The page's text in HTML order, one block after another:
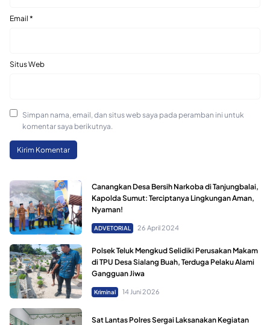
Email *
Situs Web
Simpan nama, email, dan situs web saya pada peramban ini untuk
komentar saya berikutnya.
Canangkan Desa Bersih Narkoba di Tanjungbalai,
Kapolda Sumut: Terciptanya Lingkungan Aman,
Nyaman!
ADVETORIAL 26 April 2024
Polsek Teluk Mengkud Selidiki Perusakan Makam
di TPU Desa Sialang Buah, Terduga Pelaku Alami
Gangguan Jiwa
Kriminal 14 Juni 2026
Sat Lantas Polres Sergai Laksanakan Kegiatan